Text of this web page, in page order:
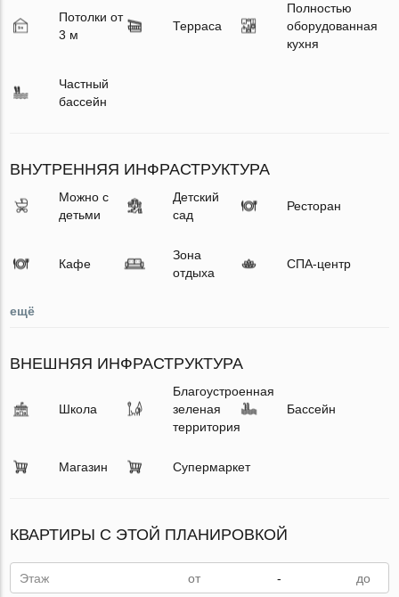
Потолки от
3 м
Терраса
Полностью
оборудованная
кухня
Частный
бассейн
ВНУТРЕННЯЯ ИНФРАСТРУКТУРА
Можно с
детьми
Детский
сад
Ресторан
Кафе
Зона
отдыха
СПА-центр
ещё
ВНЕШНЯЯ ИНФРАСТРУКТУРА
Школа
Благоустроенная
зеленая
территория
Бассейн
Магазин Супермаркет
КВАРТИРЫ С ЭТОЙ ПЛАНИРОВКОЙ
Этаж -